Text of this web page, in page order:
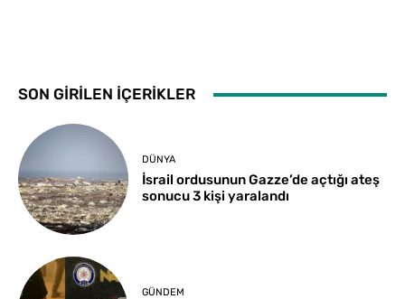
SON GİRİLEN İÇERİKLER
DÜNYA
İsrail ordusunun Gazze’de açtığı ateş
sonucu 3 kişi yaralandı
GÜNDEM